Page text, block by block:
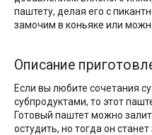
паштету, делая его с
замочим в коньяке или
Описание
Если вы любите сочетания
субпродуктами, то этот
Готовый паштет можно
остудить, но тогда он